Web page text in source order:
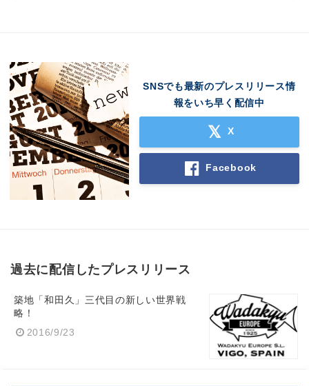
SNSでも最新のプレスリリース情
報をいち早く配信中
X
Facebook
過去に配信したプレスリリース
築地「和田久」三代目の新しい世界戦
略！
2016/9/23